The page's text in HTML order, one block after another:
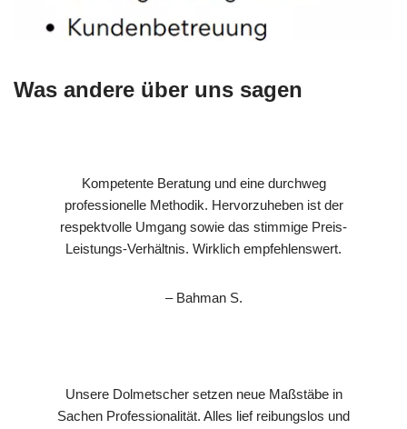
Was andere über uns sagen
Kompetente Beratung und eine durchweg
professionelle Methodik. Hervorzuheben ist der
respektvolle Umgang sowie das stimmige Preis-
Leistungs-Verhältnis. Wirklich empfehlenswert.
– Bahman S.
Unsere Dolmetscher setzen neue Maßstäbe in
Sachen Professionalität. Alles lief reibungslos und